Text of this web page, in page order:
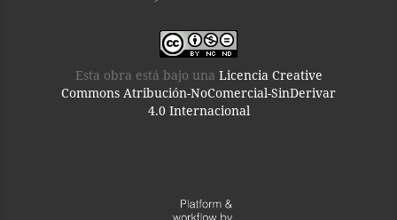
Esta obra está bajo una Licencia Creative
Commons Atribución-NoComercial-SinDerivar
4.0 Internacional